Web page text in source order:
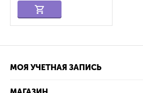
МОЯ УЧЕТНАЯ ЗАПИСЬ